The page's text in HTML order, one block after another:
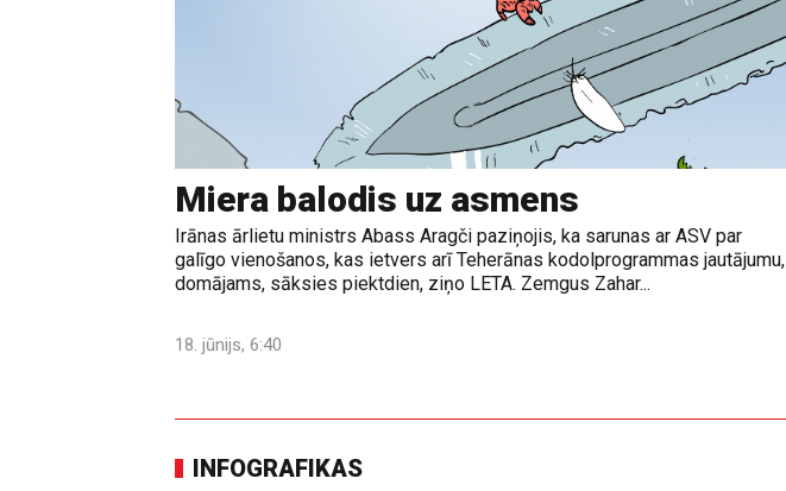
Miera balodis uz asmens
Irānas ārlietu ministrs Abass Aragči paziņojis, ka sarunas ar ASV par
galīgo vienošanos, kas ietvers arī Teherānas kodolprogrammas jautājumu,
domājams, sāksies piektdien, ziņo LETA. Zemgus Zahar...
18. jūnijs, 6:40
INFOGRAFIKAS